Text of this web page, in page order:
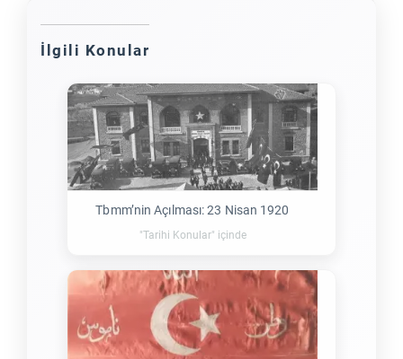
İlgili Konular
Tbmm’nin Açılması: 23 Nisan 1920
"Tarihi Konular" içinde